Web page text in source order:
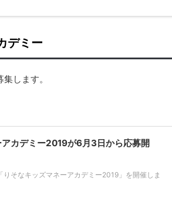
デミー
します。
カデミー2019が6月3日から応募開
そなキッズマネーアカデミー2019」を開催しま